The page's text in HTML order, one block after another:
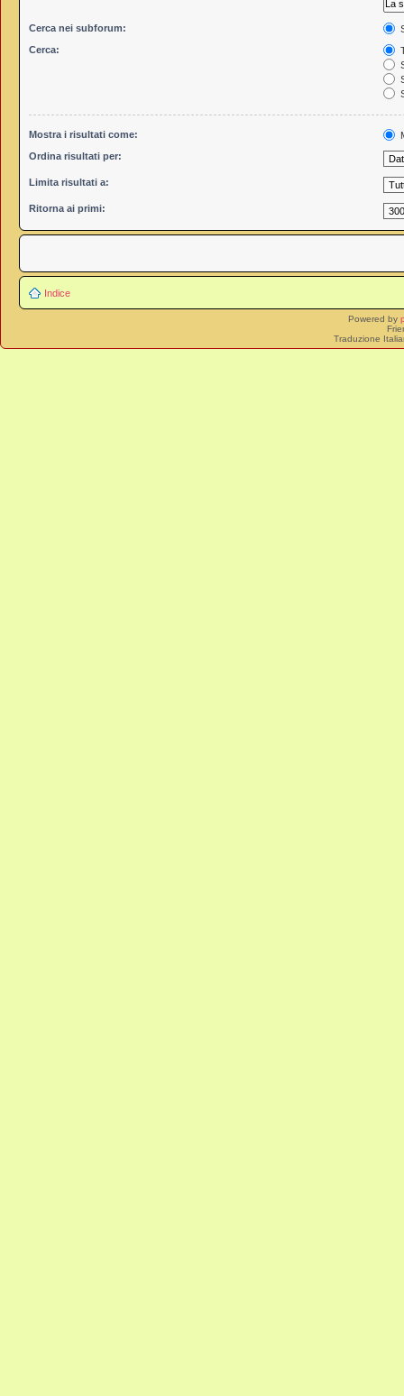
Cerca nei subforum:
Cerca:
Mostra i risultati come:
Ordina risultati per:
Limita risultati a:
Ritorna ai primi:
Indice
Powered by
Traduzione